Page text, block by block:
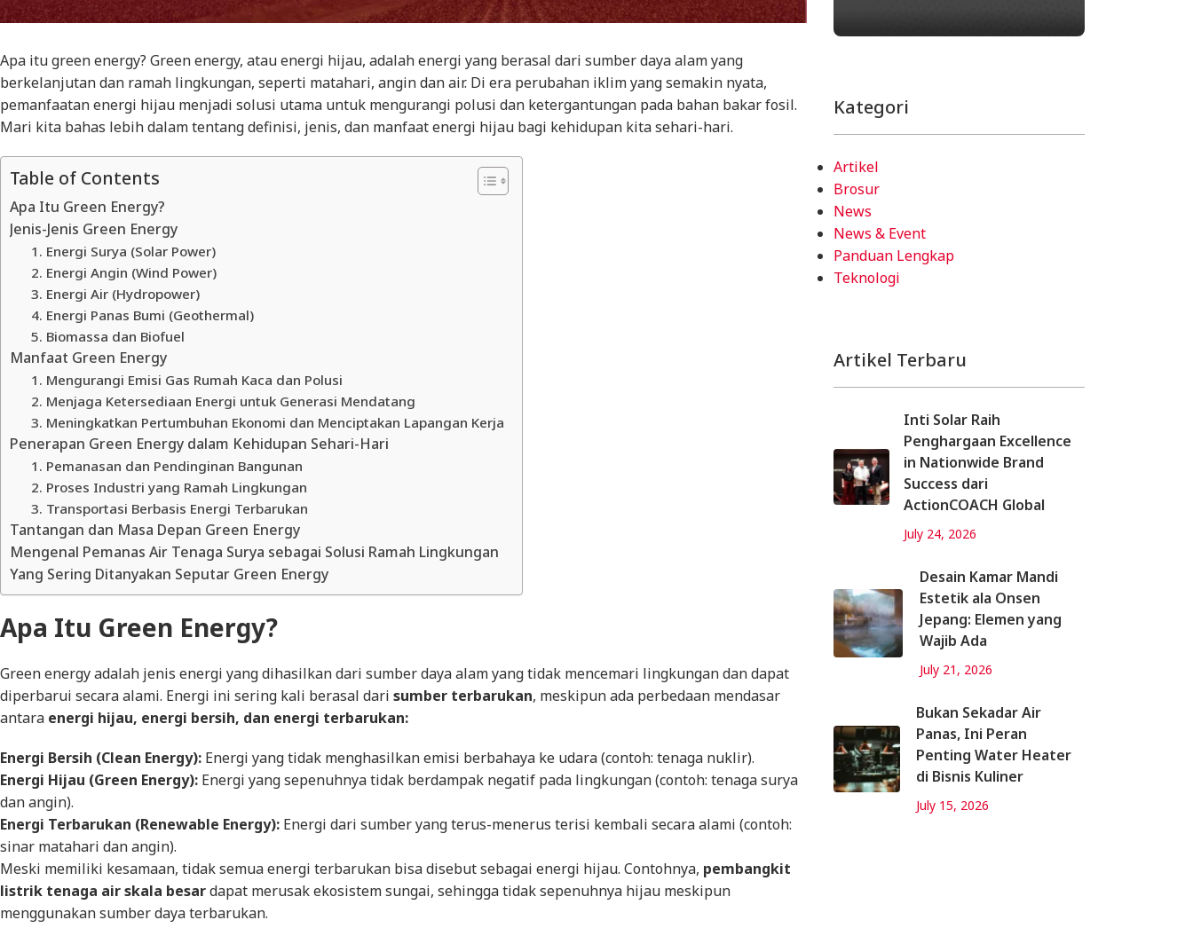
Apa itugreen energy? Green energy, atau energi hijau, adalah energi yang berasal dari sumber daya alam yang
berkelanjutan dan ramah lingkungan, seperti matahari, angin dan air. Di era perubahan iklim yang semakin nyata,
pemanfaatan energi hijau menjadi solusi utama untuk mengurangi polusi dan ketergantungan pada bahan bakar fosil.
Mari kita bahas lebih dalam tentang definisi, jenis, dan manfaat energi hijau bagi kehidupan kita sehari-hari.
Table of Contents
Apa Itu Green Energy?
Jenis-Jenis Green Energy
1. Energi Surya (Solar Power)
2. Energi Angin (Wind Power)
3. Energi Air (Hydropower)
4. Energi Panas Bumi (Geothermal)
5. Biomassa dan Biofuel
Manfaat Green Energy
1. Mengurangi Emisi Gas Rumah Kaca dan Polusi
2. Menjaga Ketersediaan Energi untuk Generasi Mendatang
3. Meningkatkan Pertumbuhan Ekonomi dan Menciptakan Lapangan Kerja
Penerapan Green Energy dalam Kehidupan Sehari-Hari
1. Pemanasan dan Pendinginan Bangunan
2. Proses Industri yang Ramah Lingkungan
3. Transportasi Berbasis Energi Terbarukan
Tantangan dan Masa Depan Green Energy
Mengenal Pemanas Air Tenaga Surya sebagai Solusi Ramah Lingkungan
Yang Sering Ditanyakan Seputar Green Energy
Apa Itu Green Energy?
Green energyadalah jenis energi yang dihasilkan dari sumber daya alam yang tidak mencemari lingkungan dan dapat
diperbarui secara alami. Energi ini sering kali berasal dari sumber terbarukan, meskipun ada perbedaan mendasar
antara energi hijau, energi bersih, dan energi terbarukan:
Energi Bersih (Clean Energy): Energi yang tidak menghasilkan emisi berbahaya ke udara (contoh: tenaga nuklir).
Energi Hijau (Green Energy): Energi yang sepenuhnya tidak berdampak negatif pada lingkungan (contoh: tenaga surya
dan angin).
Energi Terbarukan (Renewable Energy): Energi dari sumber yang terus-menerus terisi kembali secara alami (contoh:
sinar matahari dan angin).
Meski memiliki kesamaan, tidak semua energi terbarukan bisa disebut sebagai energi hijau. Contohnya, pembangkit
listrik tenaga air skala besardapat merusak ekosistem sungai, sehingga tidak sepenuhnya hijau meskipun
menggunakan sumber daya terbarukan.
Kategori
Artikel
Brosur
News
News & Event
Panduan Lengkap
Teknologi
Artikel Terbaru
Inti Solar Raih
Penghargaan Excellence
in Nationwide Brand
Success dari
ActionCOACH Global
July 24, 2026
Desain Kamar Mandi
Estetik ala Onsen
Jepang: Elemen yang
Wajib Ada
July 21, 2026
Bukan Sekadar Air
Panas, Ini Peran
Penting Water Heater
di Bisnis Kuliner
July 15, 2026